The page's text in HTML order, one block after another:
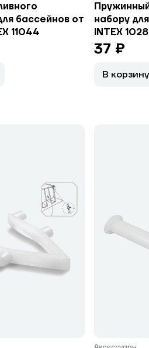
бассейнов от
11044
набору
INTEX
37 ₽
В корзину